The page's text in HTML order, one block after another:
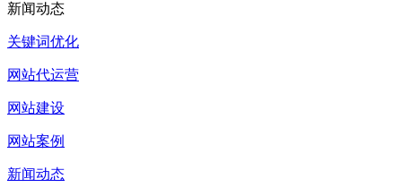
新闻动态
关键词优化
网站代运营
网站建设
网站案例
新闻动态